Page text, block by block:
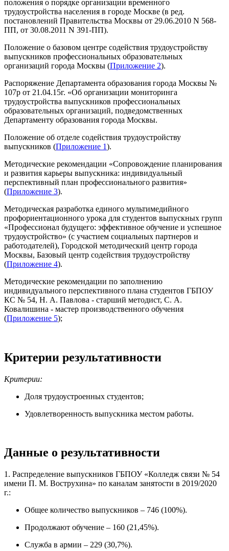
положения о порядке организации временного
трудоустройства населения в городе Москве (в ред.
постановлений Правительства Москвы от 29.06.2010 N 568-
ПП, от 30.08.2011 N 391-ПП).
Положение о базовом центре содействия трудоустройству
выпускников профессиональных образовательных
организаций города Москвы (Приложение 2).
Распоряжение Департамента образования города Москвы №
107р от 21.04.15г. «Об организации мониторинга
трудоустройства выпускников профессиональных
образовательных организаций, подведомственных
Департаменту образования города Москвы.
Положение об отделе содействия трудоустройству
выпускников (Приложение 1).
Методические рекомендации «Сопровождение планирования
и развития карьеры выпускника: индивидуальный
перспективный план профессионального развития»
(Приложение 3).
Методическая разработка единого мультимедийного
профориентационного урока для студентов выпускных групп
«Профессионал будущего: эффективное обучение и успешное
трудоустройство» (с участием социальных партнеров и
работодателей), Городской методический центр города
Москвы, Базовый центр содействия трудоустройству
(Приложение 4).
Методические рекомендации по заполнению
индивидуального перспективного плана студентов ГБПОУ
КС № 54, Н. А. Павлова - старший методист, С. А.
Ковалишина - мастер производственного обучения
(Приложение 5);
Критерии результативности
Критерии:
Доля трудоустроенных студентов;
Удовлетворенность выпускника местом работы.
Данные о результативности
1. Распределение выпускников ГБПОУ «Колледж связи № 54
имени П. М. Вострухина» по каналам занятости в 2019/2020
г.:
Общее количество выпускников – 746 (100%).
Продолжают обучение – 160 (21,45%).
Служба в армии – 229 (30,7%).